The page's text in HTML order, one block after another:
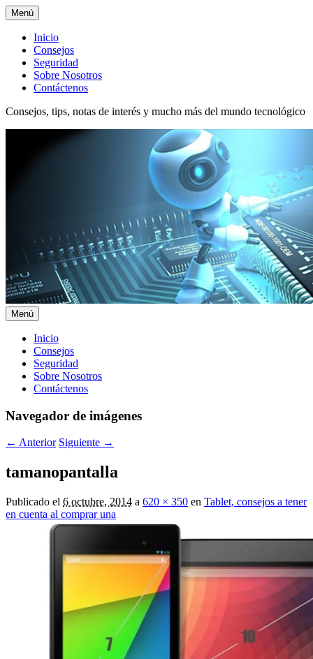
Menú
Menú
superior
Inicio
Consejos
Seguridad
Sobre Nosotros
Contáctenos
Consejos, tips, notas de interés y mucho más del mundo tecnológico
Menú
Menú
principal
Inicio
Consejos
Seguridad
Sobre Nosotros
Contáctenos
Navegador de imágenes
← Anterior Siguiente →
tamanopantalla
Publicado el 6 octubre, 2014 a 620 × 350 en Tablet, consejos a tener
en cuenta al comprar una